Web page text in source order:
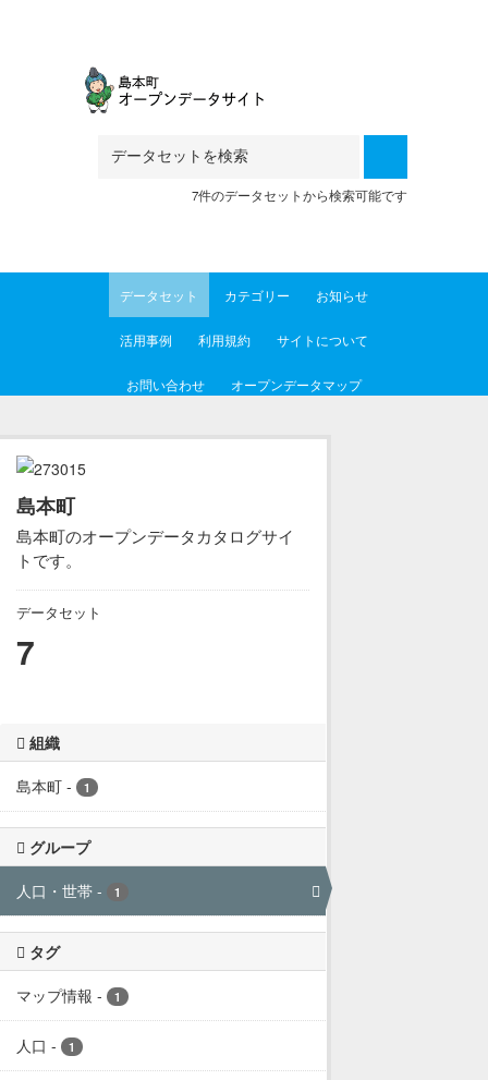
7件のデータセットから検索可能です
データセット カテゴリー お知らせ
活用事例 利用規約 サイトについて
お問い合わせ オープンデータマップ
島本町
島本町のオープンデータカタログサイ
トです。
データセット
7
組織
島本町 - 1
グループ
人口・世帯 - 1
タグ
マップ情報 - 1
人口 - 1